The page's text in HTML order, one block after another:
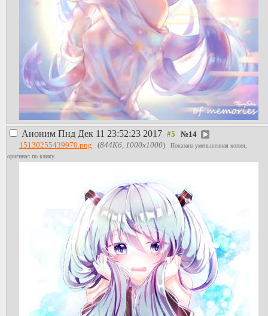
Аноним Пнд Дек 11 23:52:23 2017 №14
15130255439970.png (844Кб, 1000x1000)
Показана уменьшенная копия,
оригинал по клику.